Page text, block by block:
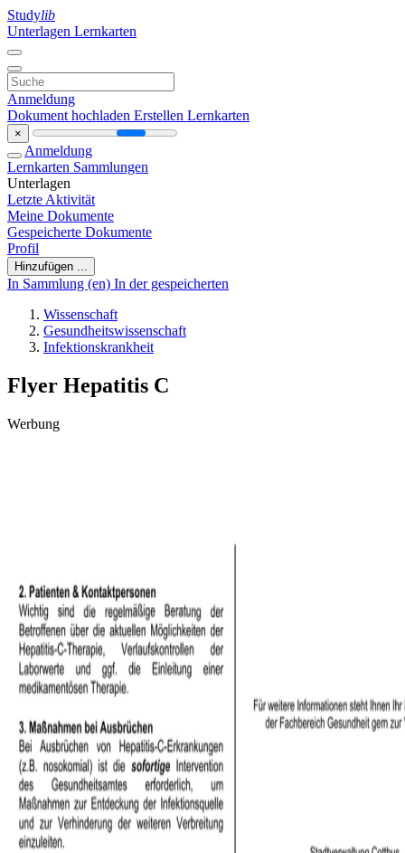
Studylib
Unterlagen Lernkarten
Anmeldung
Dokument hochladen Erstellen Lernkarten
×
Anmeldung
Lernkarten Sammlungen
Unterlagen
Letzte Aktivität
Meine Dokumente
Gespeicherte Dokumente
Profil
Hinzufügen ...
In Sammlung (en) In der gespeicherten
Wissenschaft
Gesundheitswissenschaft
Infektionskrankheit
Flyer Hepatitis C
Werbung